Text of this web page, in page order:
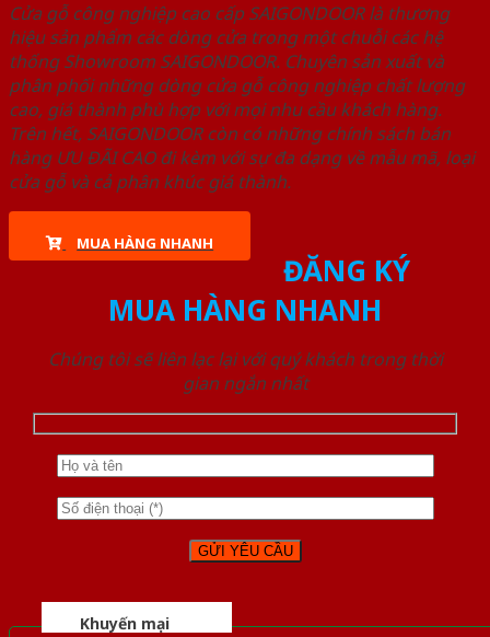
Cửa gỗ công nghiệp cao cấp SAIGONDOOR là thương
hiệu sản phẩm các dòng cửa trong một chuỗi các hệ
thống Showroom SAIGONDOOR. Chuyên sản xuất và
phân phối những dòng cửa gỗ công nghiệp chất lượng
cao, giá thành phù hợp với mọi nhu cầu khách hàng.
Trên hết, SAIGONDOOR còn có những chính sách bán
hàng ƯU ĐÃI CAO đi kèm với sự đa dạng về mẫu mã, loại
cửa gỗ và cả phân khúc giá thành.
MUA HÀNG NHANH
ĐĂNG KÝ
MUA HÀNG NHANH
Chúng tôi sẽ liên lạc lại với quý khách trong thời
gian ngắn nhất
Khuyến mại